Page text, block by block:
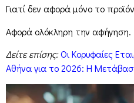
Γιατί δεν αφορά μόνο το
Αφορά ολόκληρη την αφήγηση.
Δείτε επίσης:Οι Κορυφαίες
Αθήνα για το 2026: Η